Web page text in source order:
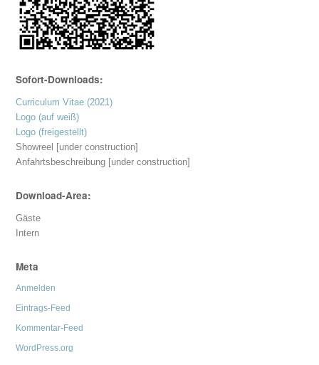
Sofort-Downloads:
Curriculum Vitae (2021)
Logo (auf weiß)
Logo (freigestellt)
Showreel [under construction]
Anfahrtsbeschreibung [under construction]
Download-Area:
Gäste
Intern
Meta
Anmelden
Eintrags-Feed
Kommentar-Feed
WordPress.org